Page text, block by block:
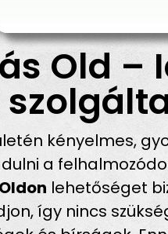
Old –
kényelmes,
a
lehetőséget
így nincs